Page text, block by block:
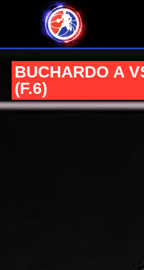
BUCHARDO A
(F.6)